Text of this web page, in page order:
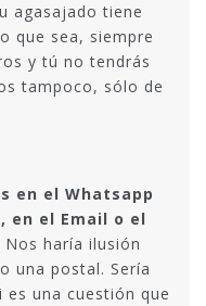
agasajado tiene
que sea, siempre
y tú no tendrás
tampoco, sólo de
en el Whatsapp
en el Email o el
haría ilusión
una postal. Sería
una cuestión que